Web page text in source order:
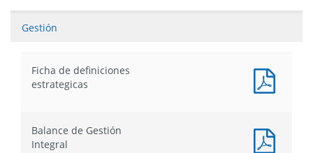
Gestión
Ficha de definiciones
estrategicas
Balance de Gestión
Integral